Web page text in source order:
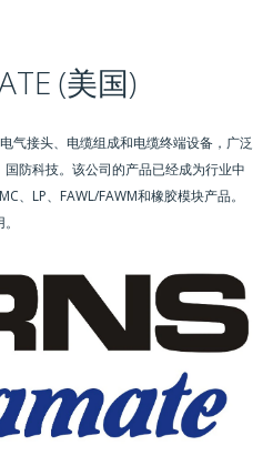
(美国)
气接头、电缆组成和电缆终端设备，广泛
防科技。该公司的产品已经成为行业中
、LP、FAWL/FAWM和橡胶模块产品。